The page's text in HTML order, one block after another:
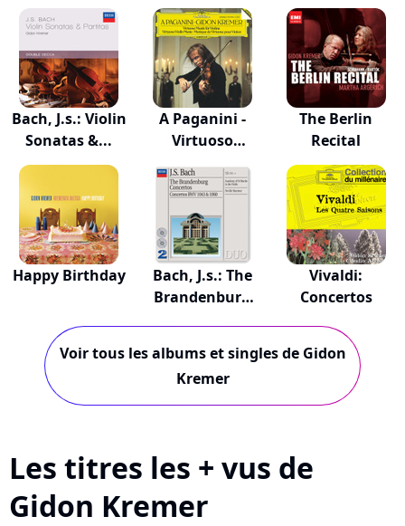
Composer...
Bach, J.s.: Violin
Sonatas &...
A Paganini -
Virtuoso
Violin...
The Berlin
Recital
Happy Birthday
Bach, J.s.: The
Brandenburg
Vivaldi:
Concertos
Voir tous les albums et singles de Gidon
Kremer
Les titres les + vus de
Gidon Kremer